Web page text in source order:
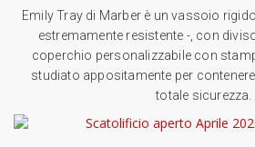
Emily Tray di Marber è un vassoio
estremamente resistente -, con
coperchio personalizzabile con
studiato appositamente per
totale sicurezza.